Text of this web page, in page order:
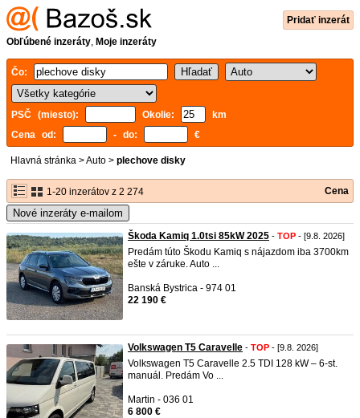
Pridať inzerát
Obľúbené inzeráty, Moje inzeráty
Čo:
PSČ (miesto): Okolie:
km
Cena od:
- do: €
Hlavná stránka >Auto > plechove disky
1-20 inzerátov z 2 274 Cena
Nové inzeráty e-mailom
Škoda Kamiq 1.0tsi 85kW 2025 - TOP - [9.8. 2026]
Predám túto Škodu Kamiq s nájazdom iba 3700km
ešte v záruke. Auto ...
Banská Bystrica - 974 01
22 190 €
Volkswagen T5 Caravelle - TOP - [9.8. 2026]
Volkswagen T5 Caravelle 2.5 TDI 128 kW – 6-st.
manuál. Predám Vo ...
Martin - 036 01
6 800 €